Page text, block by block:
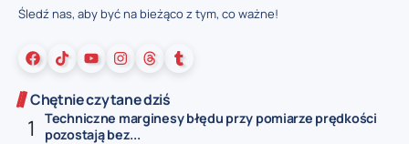
Śledź nas, aby być na bieżąco z tym, co ważne!
Chętnie czytane dziś
Techniczne marginesy błędu przy pomiarze prędkości
pozostają bez...